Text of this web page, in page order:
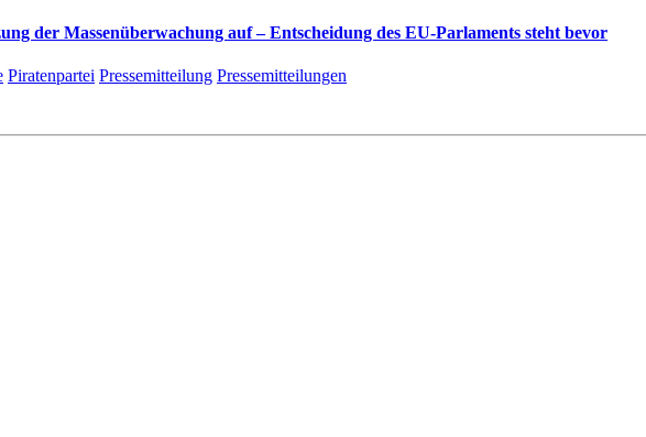
der Massenüberwachung auf – Entscheidung des EU-Parlaments steht bevor
Piratenpartei Pressemitteilung Pressemitteilungen